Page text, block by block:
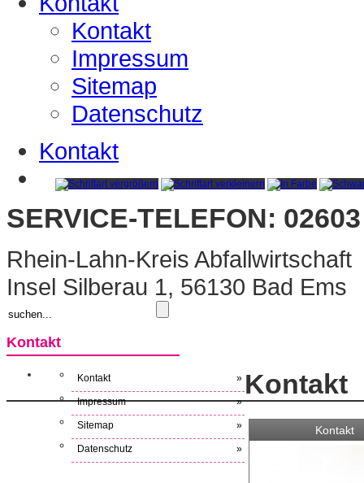
Kontakt
Impressum
Sitemap
Datenschutz
Kontakt
SERVICE-TELEFON:
Rhein-Lahn-Kreis Abfallwirtschaft
Insel Silberau 1, 56130 Bad Ems
Kontakt
Kontakt »
Impressum »
Sitemap »
Datenschutz »
Kontakt
Kontakt